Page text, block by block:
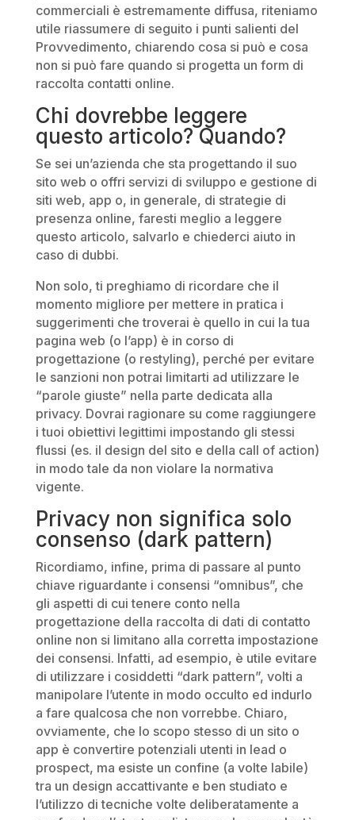
commerciali è estremamente diffusa, riteniamo
utile riassumere di seguito i punti salienti del
Provvedimento, chiarendo cosa si può e cosa
non si può fare quando si progetta un form di
raccolta contatti online.
Chi dovrebbe leggere
questo articolo? Quando?
Se sei un’azienda che sta progettando il suo
sito web o offri servizi di sviluppo e gestione di
siti web, app o, in generale, di strategie di
presenza online, faresti meglio a leggere
questo articolo, salvarlo e chiederci aiuto in
caso di dubbi.
Non solo, ti preghiamo di ricordare che il
momento migliore per mettere in pratica i
suggerimenti che troverai è quello in cui la tua
pagina web (o l’app) è in corso di
progettazione (o restyling), perché per evitare
le sanzioni non potrai limitarti ad utilizzare le
“parole giuste” nella parte dedicata alla
privacy. Dovrai ragionare su come raggiungere
i tuoi obiettivi legittimi impostando gli stessi
flussi (es. il design del sito e della call of action)
in modo tale da non violare la normativa
vigente.
Privacy non significa solo
consenso (dark pattern)
Ricordiamo, infine, prima di passare al punto
chiave riguardante i consensi “omnibus”, che
gli aspetti di cui tenere conto nella
progettazione della raccolta di dati di contatto
online non si limitano alla corretta impostazione
dei consensi. Infatti, ad esempio, è utile evitare
di utilizzare i cosiddetti “dark pattern”, volti a
manipolare l’utente in modo occulto ed indurlo
a fare qualcosa che non vorrebbe. Chiaro,
ovviamente, che lo scopo stesso di un sito o
app è convertire potenziali utenti in lead o
prospect, ma esiste un confine (a volte labile)
tra un design accattivante e ben studiato e
l’utilizzo di tecniche volte deliberatamente a